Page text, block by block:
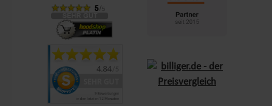
unser Ziel, das Einkaufserlebnis unserer Kunden in Europa so
angenehm wie möglich zu gestalten. Durch unsere
EigenmarkenLemodo
genau auf die Bedürfnisse unserer Kunden abgestimmt sind.
Diese Marken stehen für Qualität und Funktionalität und
lassen keine Wünsche offen – sei es im Bereich Terrasse,
Outdoor oder Living.